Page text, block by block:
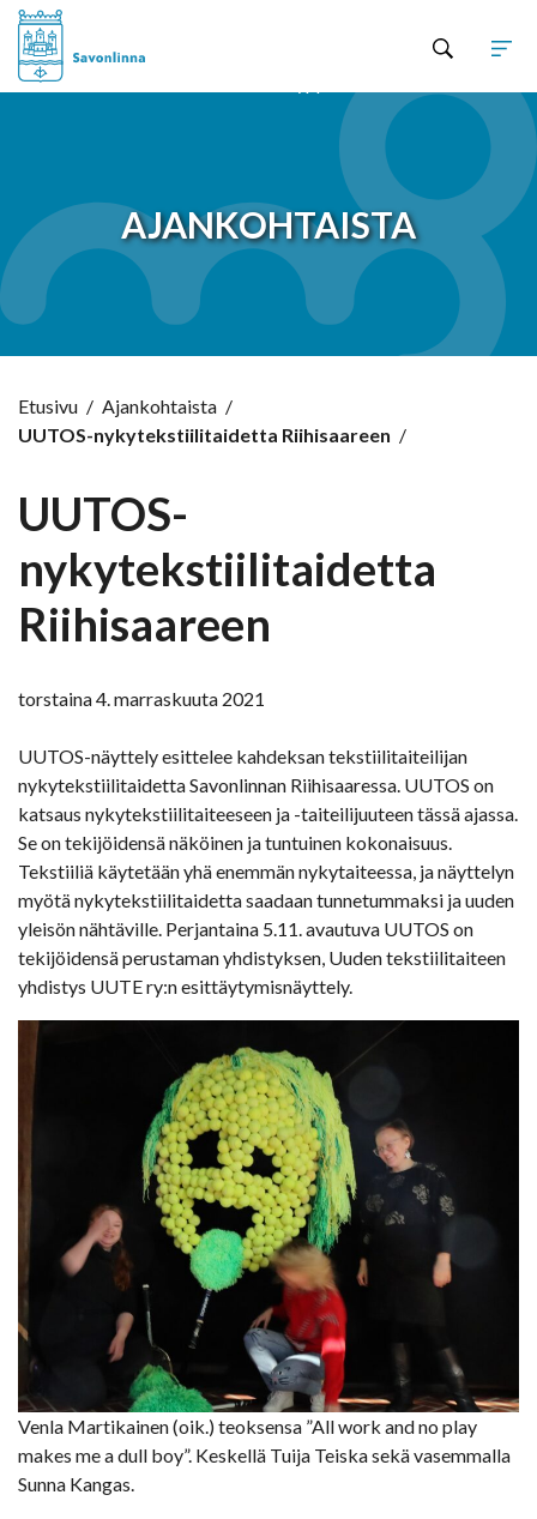
AJANKOHTAISTA
Etusivu / Ajankohtaista /
UUTOS-nykytekstiilitaidetta Riihisaareen /
UUTOS-
nykytekstiilitaidetta
Riihisaareen
torstaina 4. marraskuuta 2021
UUTOS-näyttely esittelee kahdeksan tekstiilitaiteilijan
nykytekstiilitaidetta Savonlinnan Riihisaaressa. UUTOS on
katsaus nykytekstiilitaiteeseen ja -taiteilijuuteen tässä ajassa.
Se on tekijöidensä näköinen ja tuntuinen kokonaisuus.
Tekstiiliä käytetään yhä enemmän nykytaiteessa, ja näyttelyn
myötä nykytekstiilitaidetta saadaan tunnetummaksi ja uuden
yleisön nähtäville. Perjantaina 5.11. avautuva UUTOS on
tekijöidensä perustaman yhdistyksen, Uuden tekstiilitaiteen
yhdistys UUTE ry:n esittäytymisnäyttely.
Venla Martikainen (oik.) teoksensa ”All work and no play
makes me a dull boy”. Keskellä Tuija Teiska sekä vasemmalla
Sunna Kangas.